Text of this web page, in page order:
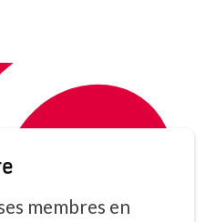
membres en